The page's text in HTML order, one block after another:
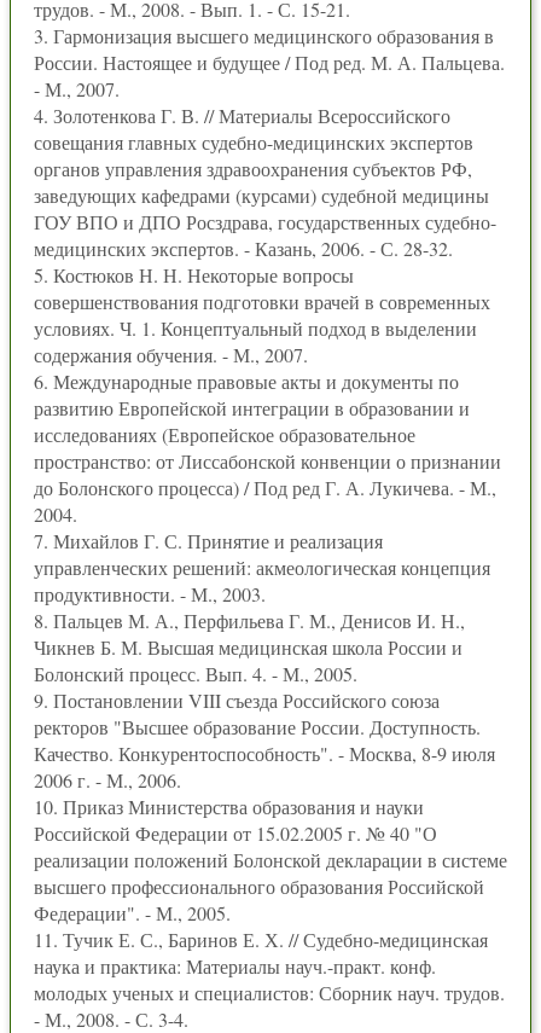
трудов. - М., 2008. - Вып. 1. - С. 15-21.
3. Гармонизация высшего медицинского образования в
России. Настоящее и будущее / Под ред. М. А. Пальцева.
- М., 2007.
4. Золотенкова Г. В. // Материалы Всероссийского
совещания главных судебно-медицинских экспертов
органов управления здравоохранения субъектов РФ,
заведующих кафедрами (курсами) судебной медицины
ГОУ ВПО и ДПО Росздрава, государственных судебно-
медицинских экспертов. - Казань, 2006. - С. 28-32.
5. Костюков Н. Н. Некоторые вопросы
совершенствования подготовки врачей в современных
условиях. Ч. 1. Концептуальный подход в выделении
содержания обучения. - М., 2007.
6. Международные правовые акты и документы по
развитию Европейской интеграции в образовании и
исследованиях (Европейское образовательное
пространство: от Лиссабонской конвенции о признании
до Болонского процесса) / Под ред Г. А. Лукичева. - М.,
2004.
7. Михайлов Г. С. Принятие и реализация
управленческих решений: акмеологическая концепция
продуктивности. - М., 2003.
8. Пальцев М. А., Перфильева Г. М., Денисов И. Н.,
Чикнев Б. М. Высшая медицинская школа России и
Болонский процесс. Вып. 4. - М., 2005.
9. Постановлении VIII съезда Российского союза
ректоров "Высшее образование России. Доступность.
Качество. Конкурентоспособность". - Москва, 8-9 июля
2006 г. - М., 2006.
10. Приказ Министерства образования и науки
Российской Федерации от 15.02.2005 г. № 40 "О
реализации положений Болонской декларации в системе
высшего профессионального образования Российской
Федерации". - М., 2005.
11. Тучик Е. С., Баринов Е. Х. // Судебно-медицинская
наука и практика: Материалы науч.-практ. конф.
молодых ученых и специалистов: Сборник науч. трудов.
- М., 2008. - С. 3-4.